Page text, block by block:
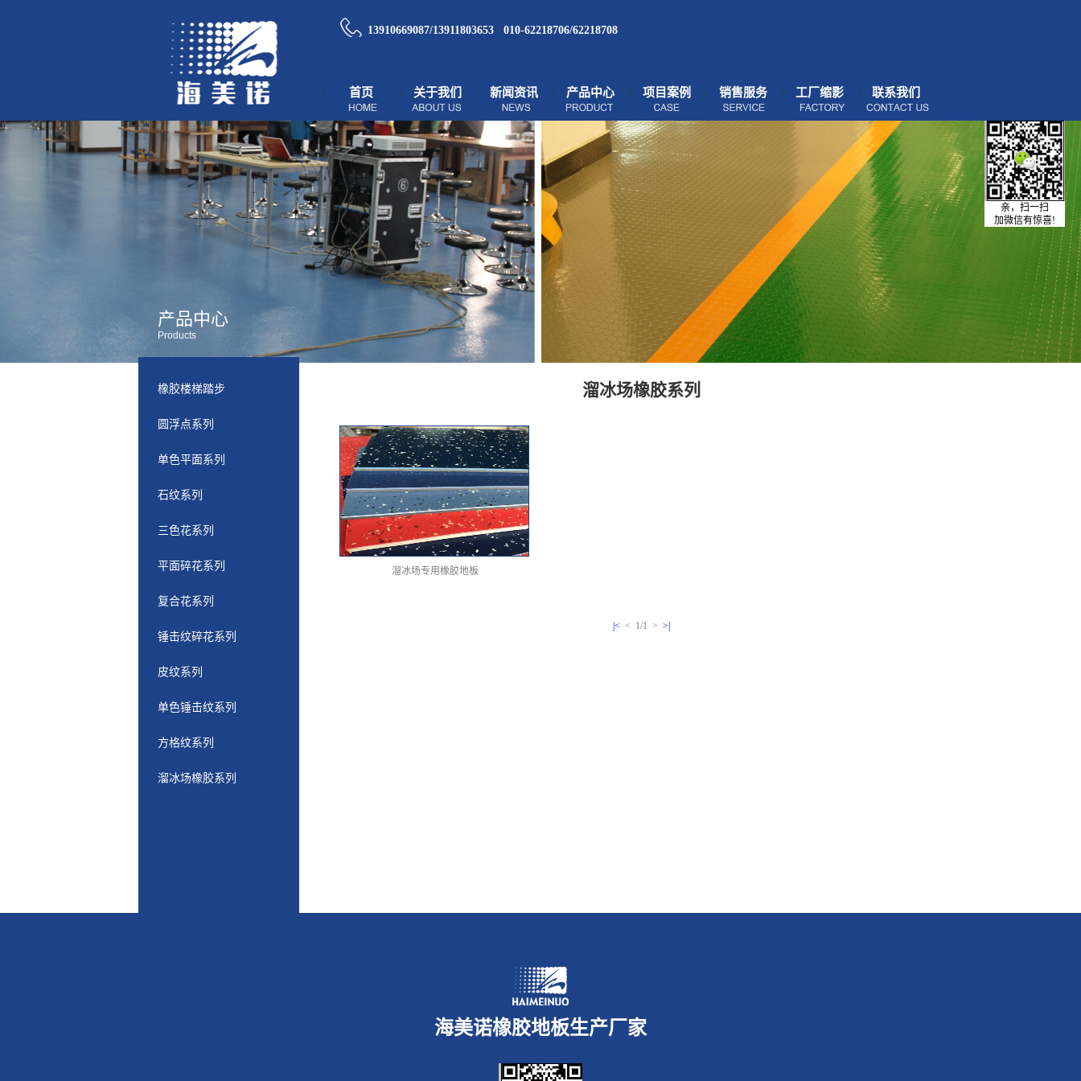
13910669087/13911803653 010-62218706/62218708
首页 关于我们 新闻资讯 产品中心 项目案例 销售服务 工厂缩影 联系我们
产品中心
Products
橡胶楼梯踏步
圆浮点系列
单色平面系列
石纹系列
三色花系列
平面碎花系列
复合花系列
锤击纹碎花系列
皮纹系列
单色锤击纹系列
方格纹系列
溜冰场橡胶系列
溜冰场橡胶系列
溜冰场专用橡胶地板
|<< 1/1 > >|
海美诺橡胶地板生产厂家
亲，扫一扫
加微信有惊喜!